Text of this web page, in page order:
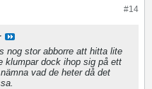
#14
nog stor abborre att hitta lite
klumpar dock ihop sig på ett
vad de heter då det